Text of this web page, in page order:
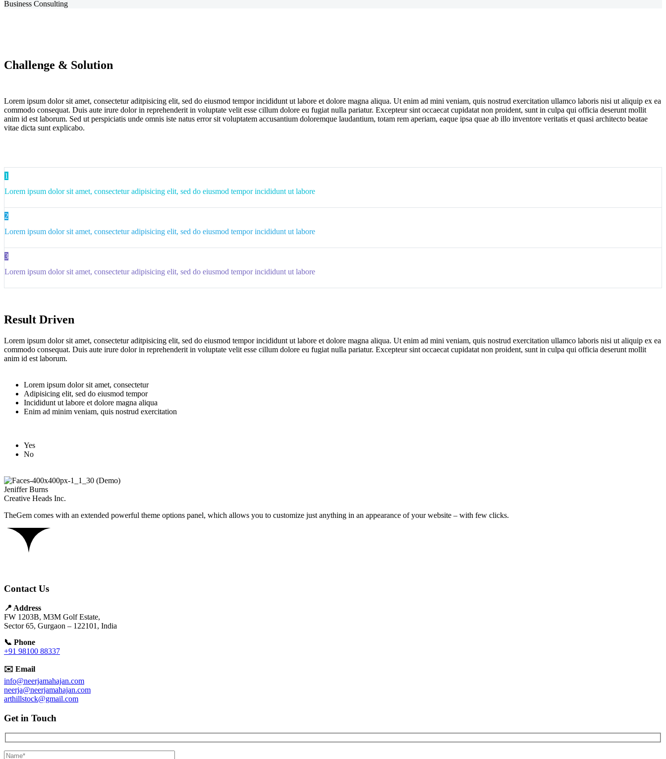
Business Consulting
Challenge & Solution
Lorem ipsum dolor sit amet, consectetur aditpisicing elit, sed do eiusmod tempor incididunt ut labore et dolore magna aliqua. Ut enim ad mini veniam, quis nostrud exercitation ullamco laboris nisi ut aliquip ex ea
commodo consequat. Duis aute irure dolor in reprehenderit in voluptate velit esse cillum dolore eu fugiat nulla pariatur. Excepteur sint occaecat cupidatat non proident, sunt in culpa qui officia deserunt mollit
anim id est laborum. Sed ut perspiciatis unde omnis iste natus error sit voluptatem accusantium doloremque laudantium, totam rem aperiam, eaque ipsa quae ab illo inventore veritatis et quasi architecto beatae
vitae dicta sunt explicabo.
1
Lorem ipsum dolor sit amet, consectetur adipisicing elit, sed do eiusmod tempor incididunt ut labore
2
Lorem ipsum dolor sit amet, consectetur adipisicing elit, sed do eiusmod tempor incididunt ut labore
3
Lorem ipsum dolor sit amet, consectetur adipisicing elit, sed do eiusmod tempor incididunt ut labore
Result Driven
Lorem ipsum dolor sit amet, consectetur aditpisicing elit, sed do eiusmod tempor incididunt ut labore et dolore magna aliqua. Ut enim ad mini veniam, quis nostrud exercitation ullamco laboris nisi ut aliquip ex ea
commodo consequat. Duis aute irure dolor in reprehenderit in voluptate velit esse cillum dolore eu fugiat nulla pariatur. Excepteur sint occaecat cupidatat non proident, sunt in culpa qui officia deserunt mollit
anim id est laborum.
Lorem ipsum dolor sit amet, consectetur
Adipisicing elit, sed do eiusmod tempor
Incididunt ut labore et dolore magna aliqua
Enim ad minim veniam, quis nostrud exercitation
Yes
No
Jeniffer Burns
Creative Heads Inc.
TheGem comes with an extended powerful theme options panel, which allows you to customize just anything in an appearance of your website – with few clicks.
Contact Us
📍 Address
FW 1203B, M3M Golf Estate,
Sector 65, Gurgaon – 122101, India
📞 Phone
+91 98100 88337
✉️ Email
info@neerjamahajan.com
neerja@neerjamahajan.com
arthillstock@gmail.com
Get in Touch
Hidden
fields